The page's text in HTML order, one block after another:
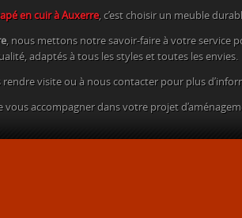
en cuir à Auxerre, c’est choisir un meuble
, nous mettons notre savoir-faire à votre service
adaptés à tous les styles et toutes les envies.
rendre visite ou à nous contacter pour plus
vous accompagner dans votre projet